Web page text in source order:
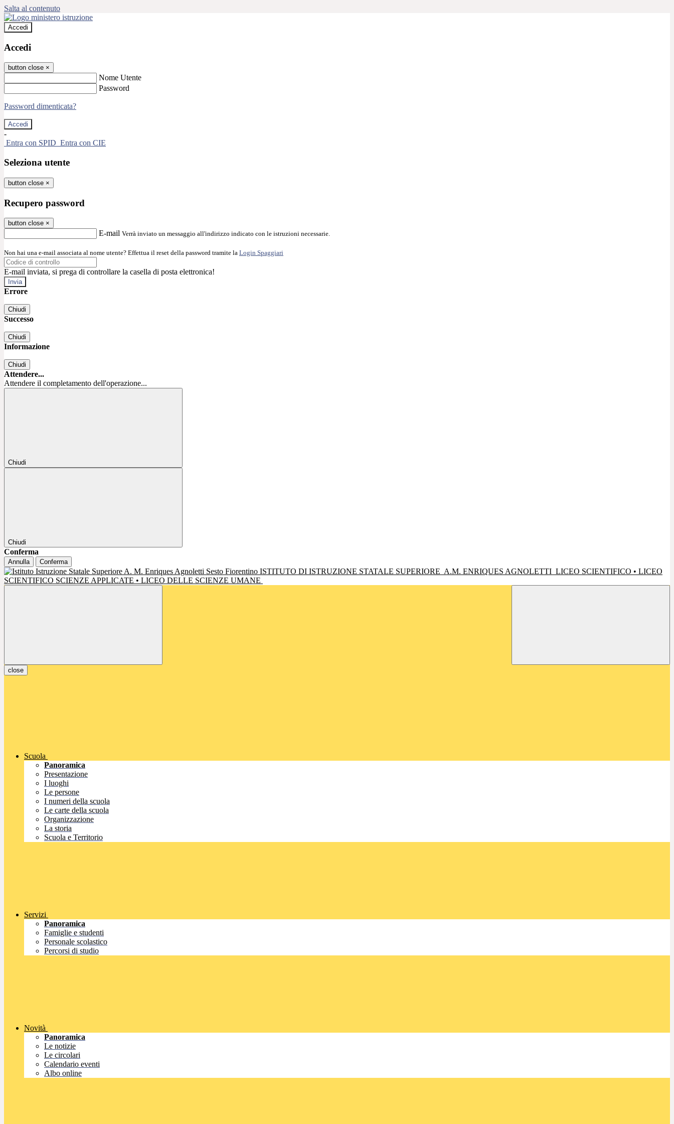
Salta al contenuto
Accedi
Accedi
button close ×
Nome Utente
Password
Password dimenticata?
-
Entra con SPID Entra con CIE
Seleziona utente
button close ×
Recupero password
button close ×
E-mail Verrà inviato un messaggio all'indirizzo indicato con le istruzioni necessarie.
Non hai una e-mail associata al nome utente? Effettua il reset della password tramite la Login Spaggiari
E-mail inviata, si prega di controllare la casella di posta elettronica!
Errore
Chiudi
Successo
Chiudi
Informazione
Chiudi
Attendere...
Attendere il completamento dell'operazione...
Chiudi
Chiudi
Conferma
Annulla Conferma
ISTITUTO DI ISTRUZIONE STATALE SUPERIORE A.M. ENRIQUES AGNOLETTI LICEO SCIENTIFICO • LICEO
SCIENTIFICO SCIENZE APPLICATE • LICEO DELLE SCIENZE UMANE
close
Scuola
Panoramica
Presentazione
I luoghi
Le persone
I numeri della scuola
Le carte della scuola
Organizzazione
La storia
Scuola e Territorio
Servizi
Panoramica
Famiglie e studenti
Personale scolastico
Percorsi di studio
Novità
Panoramica
Le notizie
Le circolari
Calendario eventi
Albo online